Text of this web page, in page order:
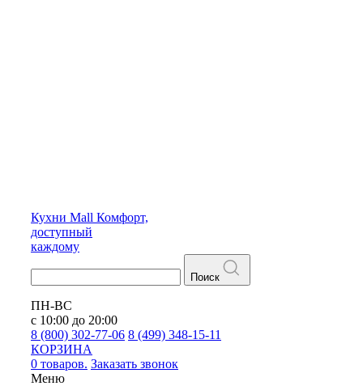
Кухни Mall Комфорт,
доступный
каждому
Поиск
ПН-ВС
с 10:00 до 20:00
8 (800) 302-77-06 8 (499) 348-15-11
КОРЗИНА
0 товаров. Заказать звонок
Меню